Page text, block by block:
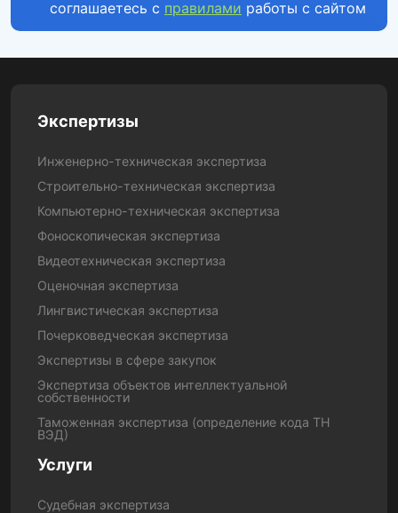
соглашаетесь с правилами работы с сайтом
Экспертизы
Инженерно-техническая экспертиза
Строительно-техническая экспертиза
Компьютерно-техническая экспертиза
Фоноскопическая экспертиза
Видеотехническая экспертиза
Оценочная экспертиза
Лингвистическая экспертиза
Почерковедческая экспертиза
Экспертизы в сфере закупок
Экспертиза объектов интеллектуальной
собственности
Таможенная экспертиза (определение кода ТН
ВЭД)
Услуги
Судебная экспертиза